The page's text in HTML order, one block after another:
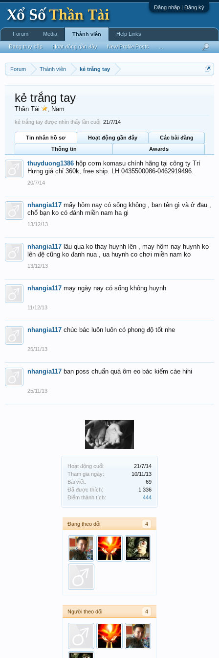
Đăng nhập | Đăng ký
Forum Thành viên kẻ trắng tay
Hoạt động cuối:
21/7/14
Tham gia ngày:
10/11/13
Bài viết:
69
Đã được thích:
1,336
Điểm thành tích:
444
Đang theo dõi 4
Người theo dõi 4
kẻ trắng tay
Thần Tài , Nam
kẻ trắng tay được nhìn thấy lần cuối: 21/7/14
Tin nhắn hồ sơ Hoạt động gần đây
Các bài đăng
Thông tin
Awards
thuyduong1386 hộp cơm komasu chính hãng tại công ty Trí
Hưng giá chỉ 360k, free ship. LH 0435500086-0462919496.
20/7/14
nhangia117 mấy hôm nay có sống không , ban tên gì và ở đau ,
chổ bạn ko có đánh miền nam ha gi
13/12/13
nhangia117 lâu qua ko thay huynh lên , may hôm nay huynh ko
lên đệ cũng ko đanh nua , ua huynh co chơi miền nam ko
13/12/13
nhangia117 may ngày nay có sống không huynh
11/12/13
nhangia117 chúc bác luôn luôn có phong độ tốt nhe
25/11/13
nhangia117 ban poss chuẩn quá ôm eo bác kiếm càe hihi
25/11/13
Forum Media Thành viên
Đang truy cập Hoạt động gần đây New Profile Posts
Help Links